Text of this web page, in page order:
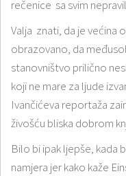
rečenice sa svim
Valja znati, da je većina
obrazovano, da
stanovništvo prilično
koji ne mare za ljude
Ivančićeva reportaža
živošću bliska dobrom
Bilo bi ipak ljepše, kada
namjera jer kako kaže